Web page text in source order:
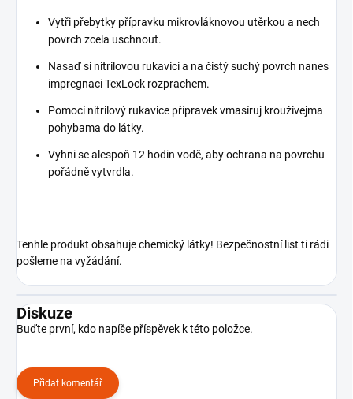
Vytři přebytky přípravku mikrovláknovou utěrkou a nech
povrch zcela uschnout.
Nasaď si nitrilovou rukavici a na čistý suchý povrch nanes
impregnaci TexLock rozprachem.
Pomocí nitrilový rukavice přípravek vmasíruj krouživejma
pohybama do látky.
Vyhni se alespoň 12 hodin vodě, aby ochrana na povrchu
pořádně vytvrdla.
Tenhle produkt obsahuje chemický látky! Bezpečnostní list ti rádi
pošleme na vyžádání.
Diskuze
Buďte první, kdo napíše příspěvek k této položce.
Přidat komentář